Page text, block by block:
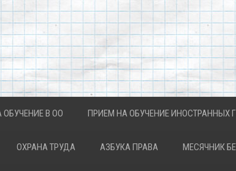
В ОО ПРИЕМ НА ОБУЧЕНИЕ ИНОСТРАННЫХ
ОХРАНА ТРУДА АЗБУКА ПРАВА МЕСЯЧНИК